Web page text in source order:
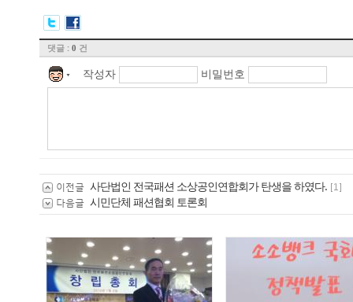
댓글 : 0 건
▼ 작성자 비밀번호
이전글 사단법인 전국패션 소상공인연합회가 탄생을 하였다. [1]
다음글 시민단체 패션협회 토론회